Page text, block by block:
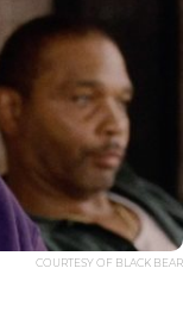
COURTESY OF BLACK BEAR